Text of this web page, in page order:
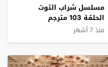
مسلسل شراب التوت
الحلقة 103 مترجم
منذ 7 أشهر